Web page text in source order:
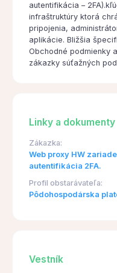
autentifikácia –
infraštruktúry ktorá
pripojenia,
aplikácie. Bližšia
Obchodné podmienky
zákazky súťažných
Linky a dokumenty
Zákazka:
Web proxy HW
autentifikácia 2FA.
Profil obstarávateľa:
Pôdohospodárska
Vestník